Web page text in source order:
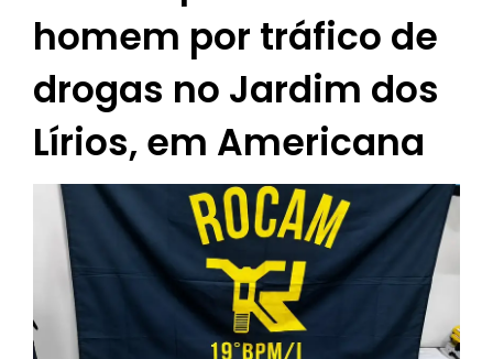
homem por tráfico de
drogas no Jardim dos
Lírios, em Americana